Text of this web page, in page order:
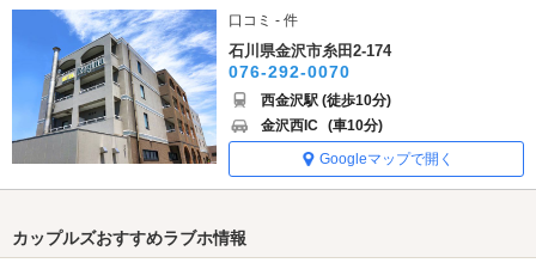
口コミ - 件
石川県金沢市糸田2-174
076-292-0070
西金沢駅 (徒歩10分)
金沢西IC (車10分)
Googleマップで開く
カップルズおすすめラブホ情報